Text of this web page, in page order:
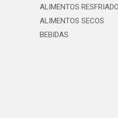
ALIMENTOS
ALIMENTOS SECOS
BEBIDAS